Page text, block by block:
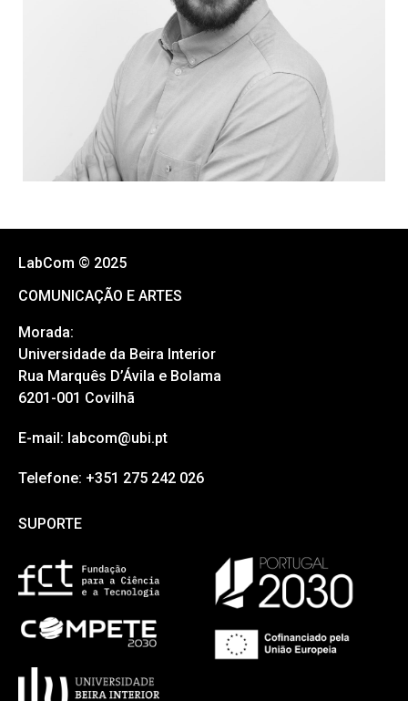
LabCom © 2025
COMUNICAÇÃO E ARTES
Morada:
Universidade da Beira Interior
Rua Marquês D’Ávila e Bolama
6201-001 Covilhã
E-mail: labcom@ubi.pt
Telefone: +351 275 242 026
SUPORTE